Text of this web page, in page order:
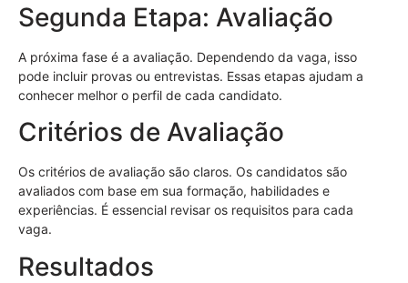
Segunda Etapa: Avaliação
A próxima fase é a avaliação. Dependendo da vaga, isso
pode incluir provas ou entrevistas. Essas etapas ajudam a
conhecer melhor o perfil de cada candidato.
Critérios de Avaliação
Os critérios de avaliação são claros. Os candidatos são
avaliados com base em sua formação, habilidades e
experiências. É essencial revisar os requisitos para cada
vaga.
Resultados